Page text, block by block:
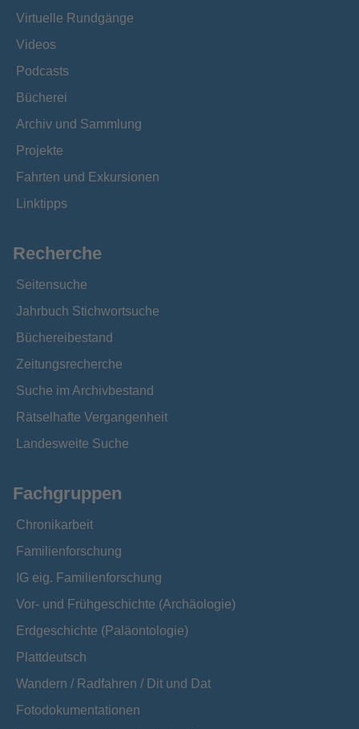
Virtuelle Rundgänge
Videos
Podcasts
Bücherei
Archiv und Sammlung
Projekte
Fahrten und Exkursionen
Linktipps
Recherche
Seitensuche
Jahrbuch Stichwortsuche
Büchereibestand
Zeitungsrecherche
Suche im Archivbestand
Rätselhafte Vergangenheit
Landesweite Suche
Fachgruppen
Chronikarbeit
Familienforschung
IG eig. Familienforschung
Vor- und Frühgeschichte (Archäologie)
Erdgeschichte (Paläontologie)
Plattdeutsch
Wandern / Radfahren / Dit und Dat
Fotodokumentationen